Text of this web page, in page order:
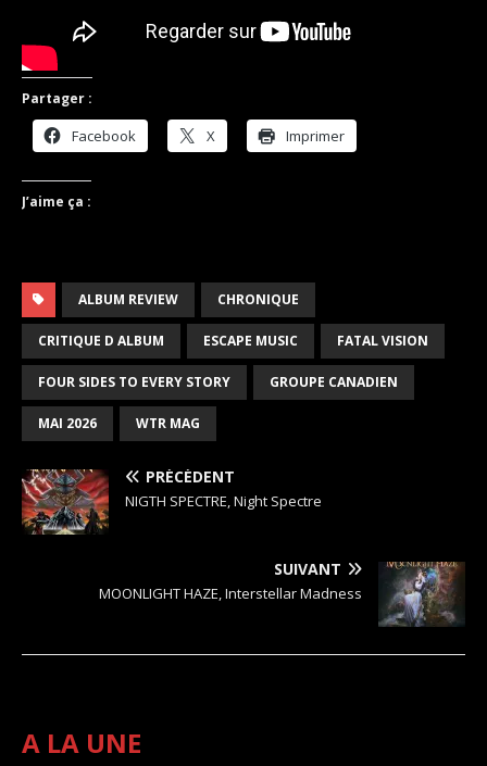
Partager :
Facebook X Imprimer
J’aime ça :
ALBUM REVIEW CHRONIQUE
CRITIQUE D ALBUM ESCAPE MUSIC FATAL VISION
FOUR SIDES TO EVERY STORY GROUPE CANADIEN
MAI 2026 WTR MAG
PRÉCÉDENT
NIGTH SPECTRE, Night Spectre
SUIVANT
MOONLIGHT HAZE, Interstellar Madness
A LA UNE